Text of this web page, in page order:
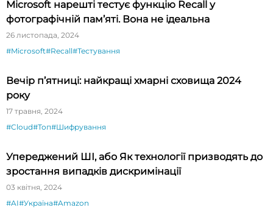
Microsoft нарешті тестує функцію Recall у
фотографічній пам’яті. Вона не ідеальна
26 листопада, 2024
#Microsoft#Recall#Тестування
Вечір п’ятниці: найкращі хмарні сховища 2024
року
17 травня, 2024
#Cloud#Топ#Шифрування
Упереджений ШІ, або Як технології призводять до
зростання випадків дискримінації
03 квітня, 2024
#AI#Україна#Amazon